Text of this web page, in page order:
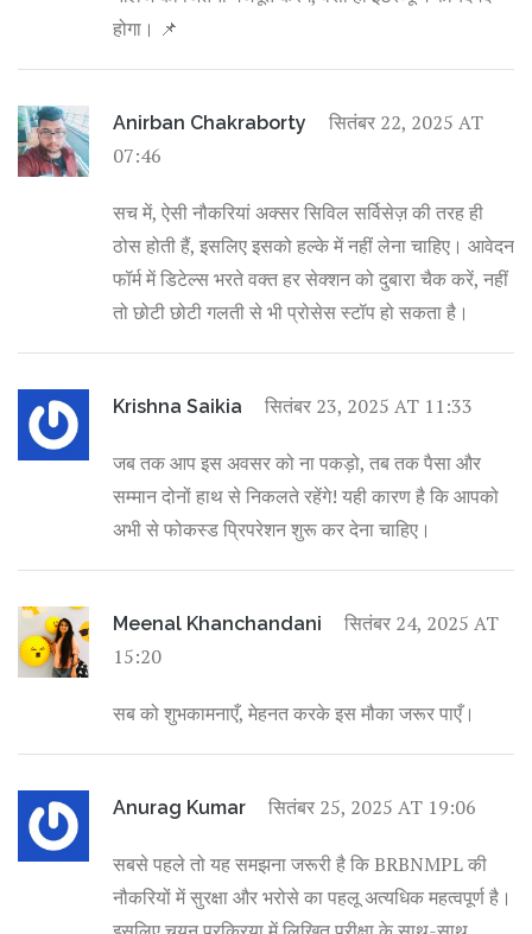
होगा। 📌
Anirban Chakraborty
सितंबर 22, 2025 AT
07:46
सच में, ऐसी नौकरियां अक्सर सिविल सर्विसेज़ की तरह ही
ठोस होती हैं, इसलिए इसको हल्के में नहीं लेना चाहिए। आवेदन
फॉर्म में डिटेल्स भरते वक्त हर सेक्शन को दुबारा चैक करें, नहीं
तो छोटी छोटी गलती से भी प्रोसेस स्टॉप हो सकता है।
Krishna Saikia सितंबर 23, 2025 AT 11:33
जब तक आप इस अवसर को ना पकड़ो, तब तक पैसा और
सम्मान दोनों हाथ से निकलते रहेंगे! यही कारण है कि आपको
अभी से फोकस्ड प्रिपरेशन शुरू कर देना चाहिए।
Meenal Khanchandani
सितंबर 24, 2025 AT
15:20
सब को शुभकामनाएँ, मेहनत करके इस मौका जरूर पाएँ।
Anurag Kumar सितंबर 25, 2025 AT 19:06
सबसे पहले तो यह समझना जरूरी है कि BRBNMPL की
नौकरियों में सुरक्षा और भरोसे का पहलू अत्यधिक महत्वपूर्ण है।